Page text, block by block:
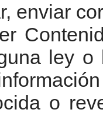
enviar
ley
o